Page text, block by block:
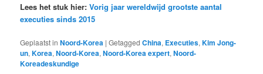
Lees het stuk hier:Vorig jaar wereldwijd grootste aantal
executies sinds 2015
Geplaatst in Noord-Korea |Getagged China, Executies,Kim Jong-
un,Korea,Noord-Korea,Noord-Korea expert,Noord-
Koreadeskundige